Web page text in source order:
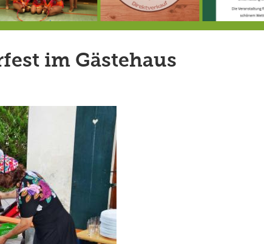
im Gästehaus